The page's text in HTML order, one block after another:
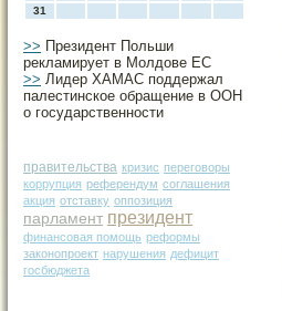
31
>> Президент Польши
рекламирует в Молдове ЕС
>> Лидер ХАМАС поддержал
палестинское обращение в ООН
о государственности
правительства кризис переговоры
коррупция референдум соглашения
акция отставку оппозиция
парламент президент
финансовая помощь реформы
законопроект нарушения дефицит
госбюджета